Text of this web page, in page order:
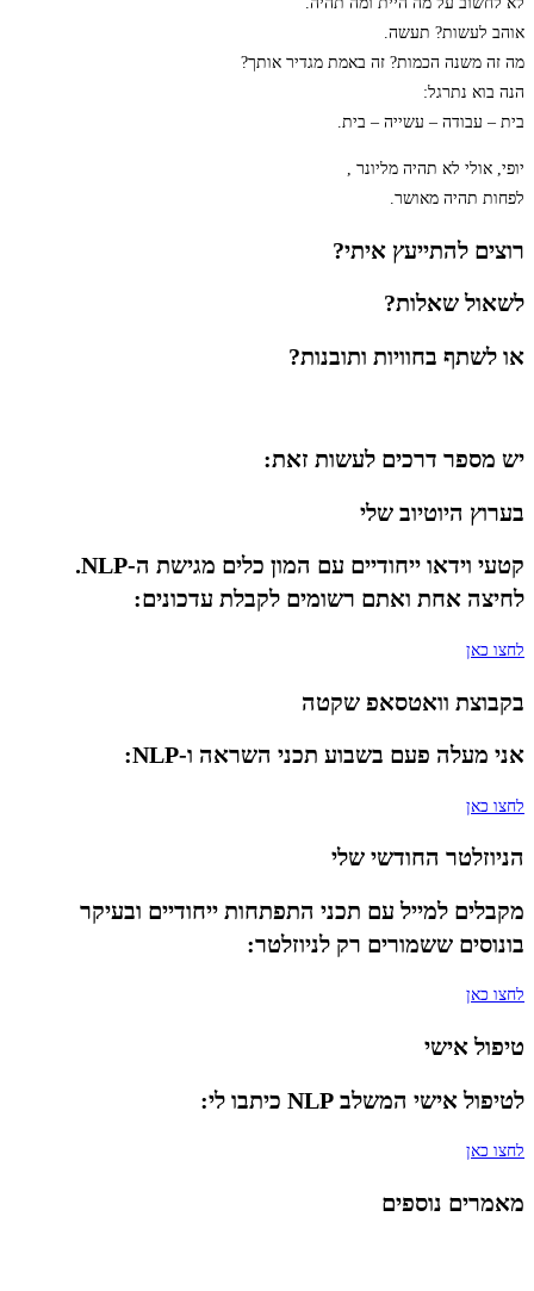
אוהב לעשות? תעשה.
מה זה משנה הכמות? זה באמת מגדיר אותך?
הנה בוא נתרגל:
בית – עבודה – עשייה – בית.
יופי, אולי לא תהיה מליונר ,
לפחות תהיה מאושר.
רוצים להתייעץ איתי?
לשאול שאלות?
או לשתף בחוויות ותובנות?
יש מספר דרכים לעשות זאת:
בערוץ היוטיוב שלי
קטעי וידאו ייחודיים עם המון כלים מגישת ה-NLP.
לחיצה אחת ואתם רשומים לקבלת עדכונים:
לחצו כאן
בקבוצת וואטסאפ שקטה
אני מעלה פעם בשבוע תכני השראה ו-NLP:
לחצו כאן
הניוזלטר החודשי שלי
מקבלים למייל עם תכני התפתחות ייחודיים ובעיקר
בונוסים ששמורים רק לניוזלטר:
לחצו כאן
טיפול אישי
לטיפול אישי המשלב NLP כיתבו לי:
לחצו כאן
מאמרים נוספים